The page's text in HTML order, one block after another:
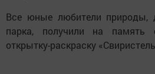
Все юные любители природы,
парка, получили на
открытку-раскраску